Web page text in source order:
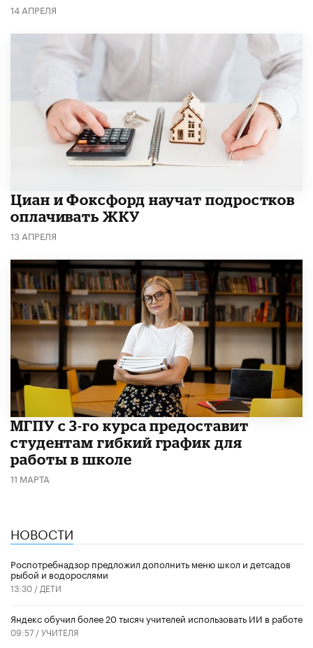
14 АПРЕЛЯ
Циан и Фоксфорд научат подростков
оплачивать ЖКУ
13 АПРЕЛЯ
МГПУ с 3-го курса предоставит
студентам гибкий график для
работы в школе
11 МАРТА
НОВОСТИ
Роспотребнадзор предложил дополнить меню школ и детсадов
рыбой и водорослями
13:30 / ДЕТИ
​Яндекс обучил более 20 тысяч учителей использовать ИИ в работе
09:57 /УЧИТЕЛЯ